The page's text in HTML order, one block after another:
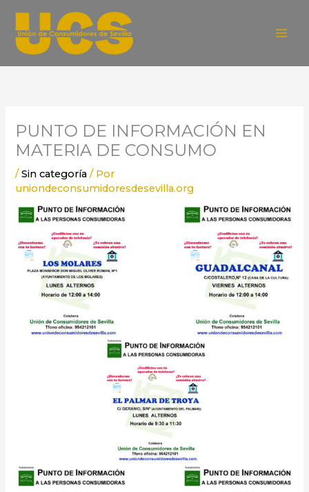
contenido
PUNTO DE INFORMACIÓN EN
MATERIA DE CONSUMO
/Sin categoría / Por
uniondeconsumidoresdesevilla.org